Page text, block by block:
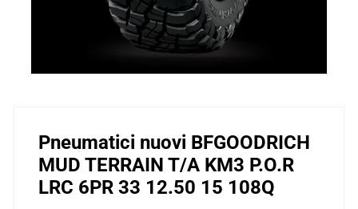
Pneumatici nuovi BFGOODRICH
MUD TERRAIN T/A KM3 P.O.R
LRC 6PR 33 12.50 15 108Q